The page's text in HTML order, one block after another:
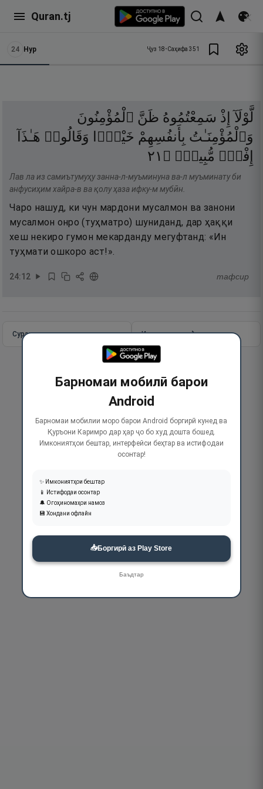
Quran.tj
24 Нур Ҷуз 18•Саҳифа 351
لَّوْلَآ إِذْ سَمِعْتُمُوهُ ظَنَّ ٱلْمُؤْمِنُونَ
وَٱلْمُؤْمِنَـٰتُ بِأَنفُسِهِمْ خَيْرًۭا وَقَالُوا۟ هَـٰذَآ
إِفْكٌۭ مُّبِينٌۭ ۝ ١٢
Лав ла из самиътумуҳу занна-л-муъминуна ва-л муъминату би
анфусиҳим хайра-в ва қолу ҳаза ифку-м мубӣн.
Чаро нашуд, ки чун мардони мусалмон ва занони
мусалмон онро (туҳматро) шуниданд, дар ҳаққи
хеш некиро гумон мекарданду мегуфтанд: «Ин
туҳмати ошкоро аст!».
24:12 тафсир
Сураи пурра Идома додан
Барномаи мобилӣ барои
Android
Барномаи мобилии моро барои Android боргирӣ кунед ва
Қуръони Каримро дар ҳар ҷо бо худ дошта бошед.
Имкониятҳои бештар, интерфейси беҳтар ва истифодаи
осонтар!
✨ Имкониятҳои бештар
📱 Истифодаи осонтар
🔔 Огоҳиномаҳои намоз
💾 Хондани офлайн
📥Боргирӣ аз Play Store
Баъдтар